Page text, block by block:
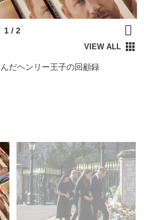
だヘンリー王子の回顧録